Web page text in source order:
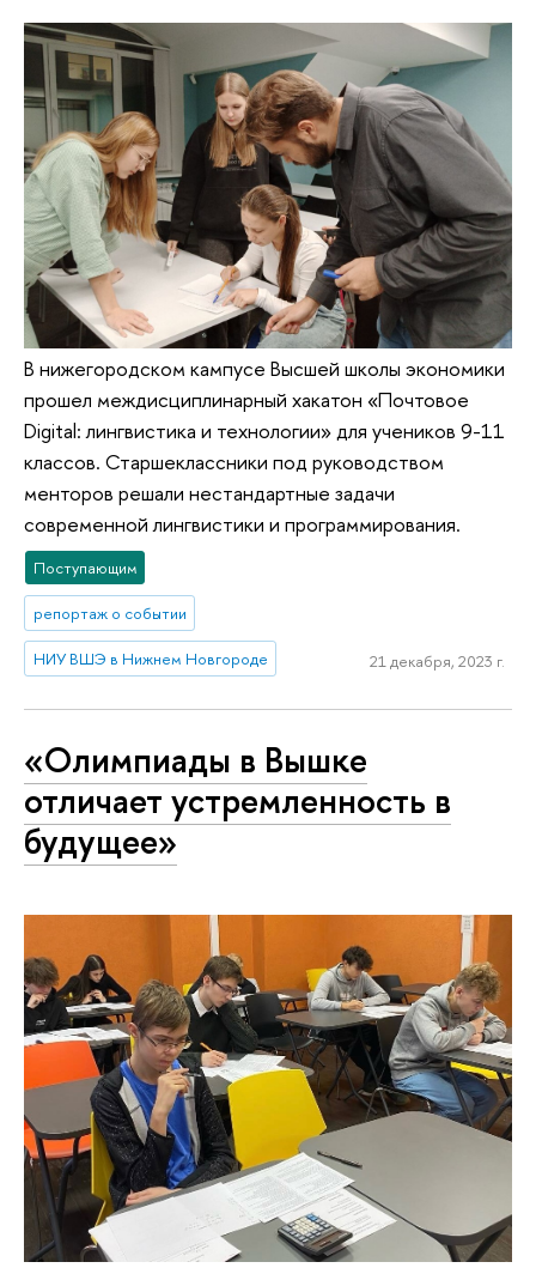
В нижегородском кампусе Высшей школы экономики
прошел междисциплинарный хакатон «Почтовое
Digital: лингвистика и технологии» для учеников 9-11
классов. Старшеклассники под руководством
менторов решали нестандартные задачи
современной лингвистики и программирования.
Поступающим
репортаж о событии
НИУ ВШЭ в Нижнем Новгороде 21 декабря, 2023 г.
«Олимпиады в Вышке
отличает устремленность в
будущее»